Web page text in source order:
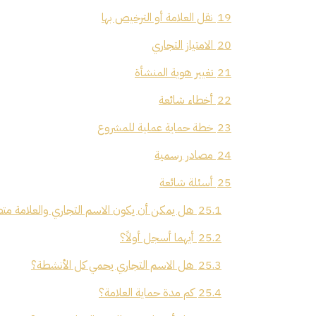
19 نقل العلامة أو الترخيص بها
20 الامتياز التجاري
21 تغيير هوية المنشأة
22 أخطاء شائعة
23 خطة حماية عملية للمشروع
24 مصادر رسمية
25 أسئلة شائعة
25.1 هل يمكن أن يكون الاسم التجاري والعلامة
25.2 أيهما أسجل أولاً؟
25.3 هل الاسم التجاري يحمي كل الأنشطة؟
25.4 كم مدة حماية العلامة؟